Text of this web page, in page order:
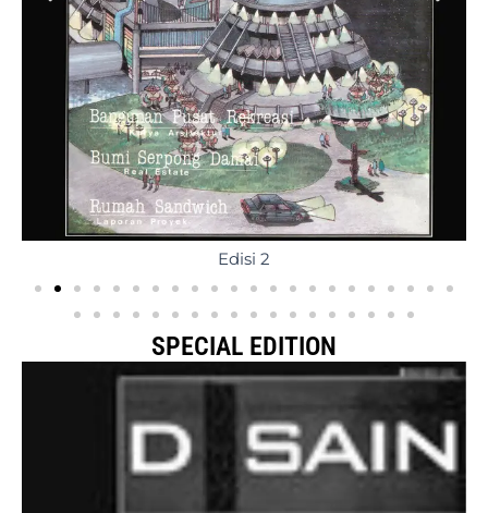
Edisi 2
SPECIAL EDITION